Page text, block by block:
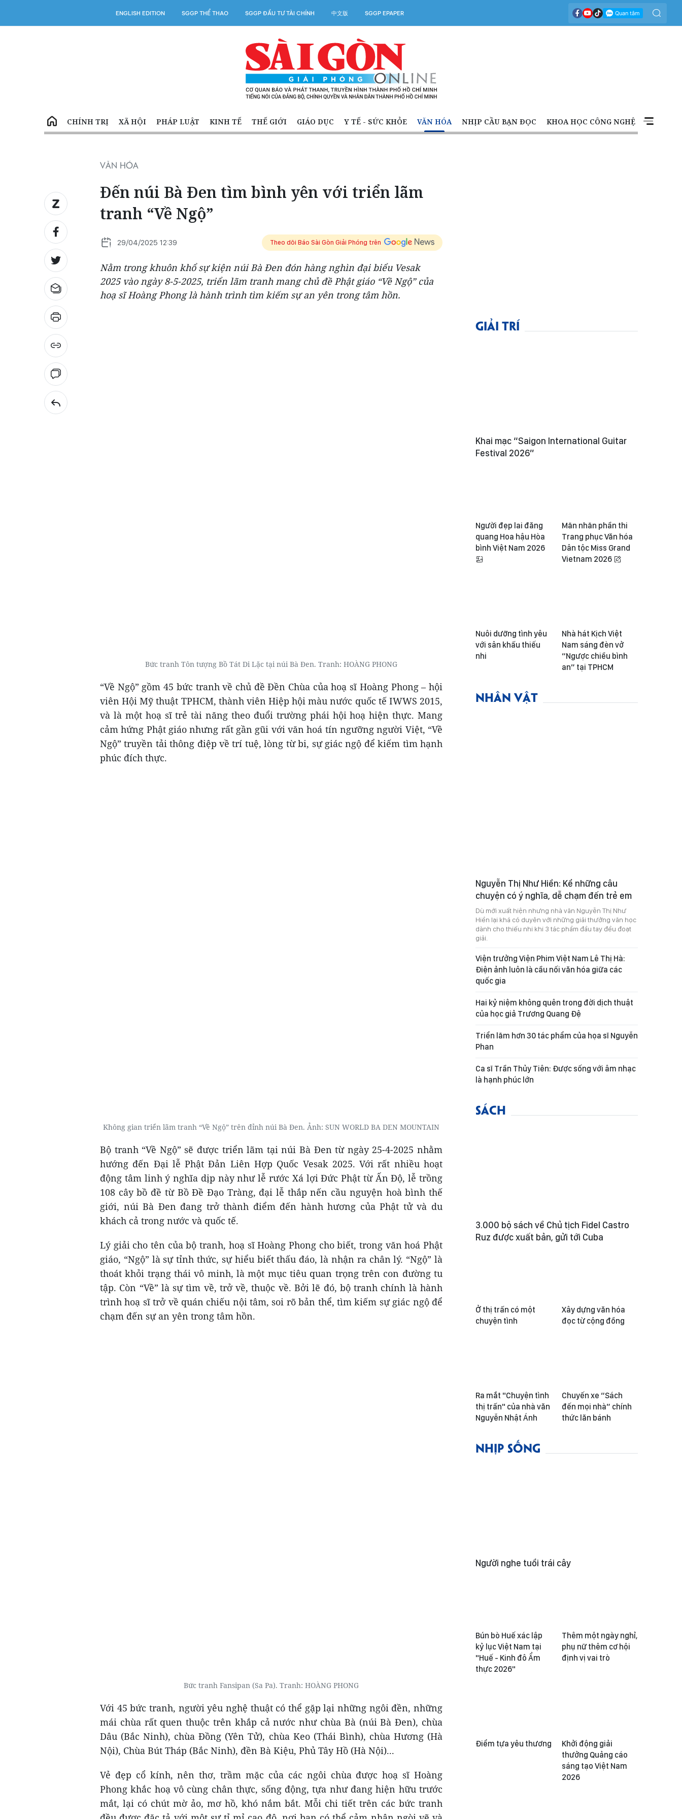
ENGLISH EDITION SGGP THỂ THAO SGGP ĐẦU TƯ TÀI CHÍNH 中文版 SGGP EPAPER
CHÍNH TRỊ XÃ HỘI PHÁP LUẬT KINH TẾ THẾ GIỚI GIÁO DỤC Y TẾ - SỨC KHỎE VĂN HÓA NHỊP CẦU BẠN ĐỌC KHOA HỌC CÔNG NGHỆ
VĂN HÓA
Đến núi Bà Đen tìm bình yên với triển lãm
tranh “Về Ngộ”
29/04/2025 12:39 Theo dõi Báo Sài Gòn Giải Phóng trên
Nằm trong khuôn khổ sự kiện núi Bà Đen đón hàng nghìn đại biểu Vesak
2025 vào ngày 8-5-2025, triển lãm tranh mang chủ đề Phật giáo “Về Ngộ” của
hoạ sĩ Hoàng Phong là hành trình tìm kiếm sự an yên trong tâm hồn.
Bức tranh Tôn tượng Bồ Tát Di Lặc tại núi Bà Đen. Tranh: HOÀNG PHONG
“Về Ngộ” gồm 45 bức tranh về chủ đề Đền Chùa của hoạ sĩ Hoàng Phong – hội
viên Hội Mỹ thuật TPHCM, thành viên Hiệp hội màu nước quốc tế IWWS 2015,
và là một hoạ sĩ trẻ tài năng theo đuổi trường phái hội hoạ hiện thực. Mang
cảm hứng Phật giáo nhưng rất gần gũi với văn hoá tín ngưỡng người Việt, “Về
Ngộ” truyền tải thông điệp về trí tuệ, lòng từ bi, sự giác ngộ để kiếm tìm hạnh
phúc đích thực.
Không gian triển lãm tranh “Về Ngộ” trên đỉnh núi Bà Đen. Ảnh: SUN WORLD BA DEN MOUNTAIN
Bộ tranh “Về Ngộ” sẽ được triển lãm tại núi Bà Đen từ ngày 25-4-2025 nhằm
hướng đến Đại lễ Phật Đản Liên Hợp Quốc Vesak 2025. Với rất nhiều hoạt
động tâm linh ý nghĩa dịp này như lễ rước Xá lợi Đức Phật từ Ấn Độ, lễ trồng
108 cây bồ đề từ Bồ Đề Đạo Tràng, đại lễ thắp nến cầu nguyện hoà bình thế
giới, núi Bà Đen đang trở thành điểm đến hành hương của Phật tử và du
khách cả trong nước và quốc tế.
Lý giải cho tên của bộ tranh, hoạ sĩ Hoàng Phong cho biết, trong văn hoá Phật
giáo, “Ngộ” là sự tỉnh thức, sự hiểu biết thấu đáo, là nhận ra chân lý. “Ngộ” là
thoát khỏi trạng thái vô minh, là một mục tiêu quan trọng trên con đường tu
tập. Còn “Về” là sự tìm về, trở về, thuộc về. Bởi lẽ đó, bộ tranh chính là hành
trình hoạ sĩ trở về quán chiếu nội tâm, soi rõ bản thể, tìm kiếm sự giác ngộ để
chạm đến sự an yên trong tâm hồn.
Bức tranh Fansipan (Sa Pa). Tranh: HOÀNG PHONG
Với 45 bức tranh, người yêu nghệ thuật có thể gặp lại những ngôi đền, những
mái chùa rất quen thuộc trên khắp cả nước như chùa Bà (núi Bà Đen), chùa
Dâu (Bắc Ninh), chùa Đồng (Yên Tử), chùa Keo (Thái Bình), chùa Hương (Hà
Nội), Chùa Bút Tháp (Bắc Ninh), đền Bà Kiệu, Phủ Tây Hồ (Hà Nội)...
Vẻ đẹp cổ kính, nên thơ, trầm mặc của các ngôi chùa được hoạ sĩ Hoàng
Phong khắc hoạ vô cùng chân thực, sống động, tựa như đang hiện hữu trước
mắt, lại có chút mờ ảo, mơ hồ, khó nắm bắt. Mỗi chi tiết trên các bức tranh
GIẢI TRÍ
Khai mạc “Saigon International Guitar
Festival 2026”
Người đẹp lai đăng
quang Hoa hậu Hòa
bình Việt Nam 2026
Mãn nhãn phần thi
Trang phục Văn hóa
Dân tộc Miss Grand
Vietnam 2026
Nuôi dưỡng tình yêu
với sân khấu thiếu
nhi
Nhà hát Kịch Việt
Nam sáng đèn vở
“Ngược chiều bình
an” tại TPHCM
NHÂN VẬT
Nguyễn Thị Như Hiền: Kể những câu
chuyện có ý nghĩa, dễ chạm đến trẻ em
Dù mới xuất hiện nhưng nhà văn Nguyễn Thị Như
Hiền lại khá có duyên với những giải thưởng văn học
dành cho thiếu nhi khi 3 tác phẩm đầu tay đều đoạt
giải.
Viện trưởng Viện Phim Việt Nam Lê Thị Hà:
Điện ảnh luôn là cầu nối văn hóa giữa các
quốc gia
Hai kỷ niệm không quên trong đời dịch thuật
của học giả Trương Quang Đệ
Triển lãm hơn 30 tác phẩm của họa sĩ Nguyễn
Phan
Ca sĩ Trần Thủy Tiên: Được sống với âm nhạc
là hạnh phúc lớn
SÁCH
3.000 bộ sách về Chủ tịch Fidel Castro
Ruz được xuất bản, gửi tới Cuba
Ở thị trấn có một
chuyện tình
Xây dựng văn hóa
đọc từ cộng đồng
Ra mắt "Chuyện tình
thị trấn" của nhà văn
Nguyễn Nhật Ánh
Chuyến xe “Sách
đến mọi nhà” chính
thức lăn bánh
NHỊP SỐNG
Người nghe tuổi trái cây
Bún bò Huế xác lập
kỷ lục Việt Nam tại
"Huế - Kinh đô Ẩm
thực 2026"
Thêm một ngày nghỉ,
phụ nữ thêm cơ hội
định vị vai trò
Điểm tựa yêu thương
Khởi động giải
thưởng Quảng cáo
sáng tạo Việt Nam
2026